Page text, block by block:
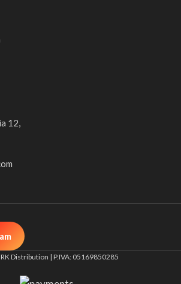
12,
Distribution | P.IVA: 05169850285